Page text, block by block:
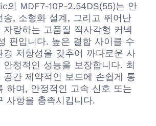
의 MDF7-10P-2.54DS(55)는 안
송, 소형화 설계, 그리고 뛰어난
자랑하는 고품질 직사각형 커넥
핀입니다. 높은 결합 사이클 수
경 저항성을 갖추어 까다로운 사
안정적인 성능을 보장합니다. 최
공간 제약적인 보드에 손쉽게 통
하며, 안정적인 고속 신호 또는
사항을 충족시킵니다.